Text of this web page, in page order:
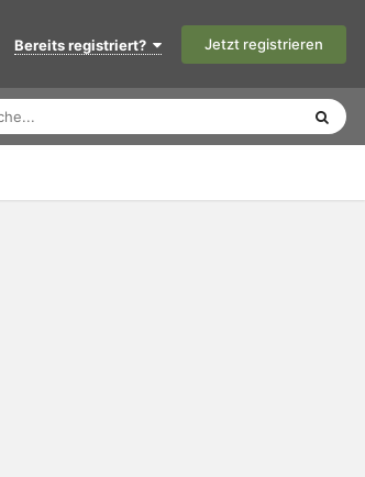
Bereits registriert? Jetzt registrieren